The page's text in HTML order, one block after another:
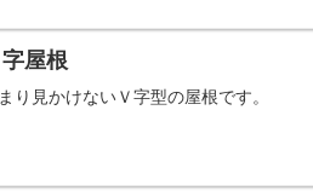
字屋根
り見かけないＶ字型の屋根です。